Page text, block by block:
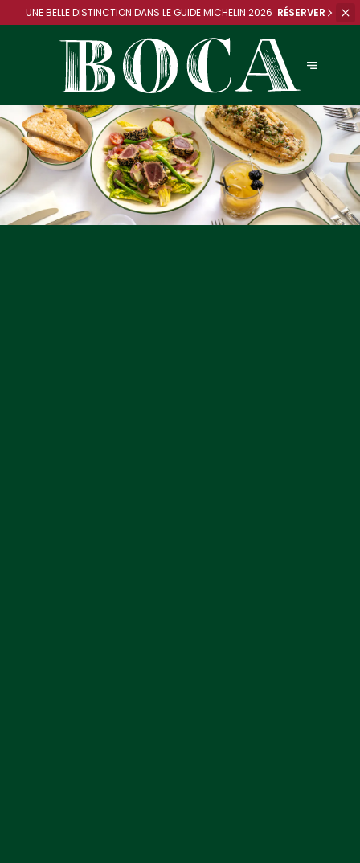
UNE BELLE DISTINCTION DANSLE GUIDE MICHELIN 2026 RÉSERVER